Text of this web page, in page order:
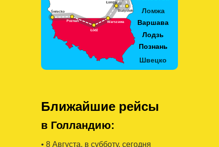
Ближайшие рейсы
в Голландию:
• 8 Августa, в субботу, сегодня